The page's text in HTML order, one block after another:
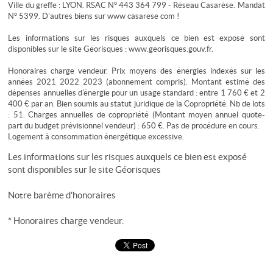
Ville du greffe : LYON. RSAC N° 443 364 799 - Réseau Casarèse. Mandat
N° 5399. D'autres biens sur www casarese com !
Les informations sur les risques auxquels ce bien est exposé sont
disponibles sur le site Géorisques : www.georisques.gouv.fr.
Honoraires charge vendeur. Prix moyens des énergies indexés sur les
années 2021 2022 2023 (abonnement compris). Montant estimé des
dépenses annuelles d'énergie pour un usage standard : entre 1 760 € et 2
400 € par an. Bien soumis au statut juridique de la Copropriété. Nb de lots
: 51. Charges annuelles de copropriété (Montant moyen annuel quote-
part du budget prévisionnel vendeur) : 650 €. Pas de procédure en cours.
Logement à consommation énergétique excessive.
Les informations sur les risques auxquels ce bien est exposé
sont disponibles sur le siteGéorisques
Notre barème d'honoraires
* Honoraires charge vendeur.